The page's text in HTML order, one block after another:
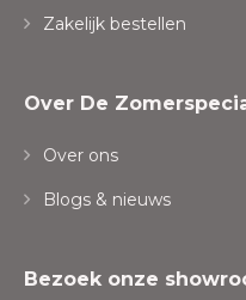
Zakelijk bestellen
Over De
Over ons
Blogs & nieuws
Bezoek onze